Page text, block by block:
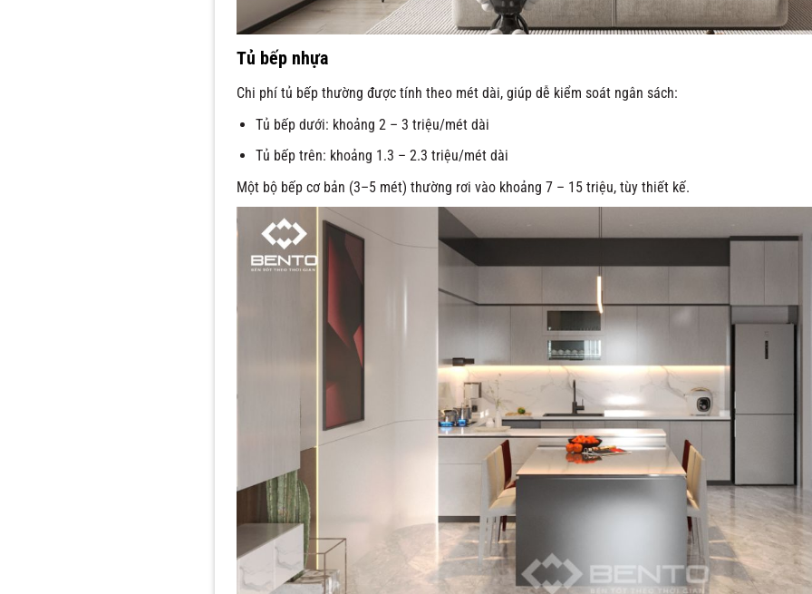
Tủ bếp nhựa
Chi phí tủ bếp thường được tính theo mét dài, giúp dễ kiểm soát ngân sách:
Tủ bếp dưới: khoảng 2 – 3 triệu/mét dài
Tủ bếp trên: khoảng 1.3 – 2.3 triệu/mét dài
Một bộ bếp cơ bản (3–5 mét) thường rơi vào khoảng 7 – 15 triệu, tùy thiết kế.